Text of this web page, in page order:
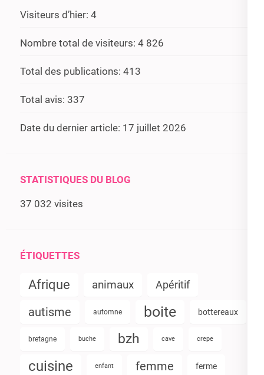
Visiteurs d’hier: 4
Nombre total de visiteurs: 4 826
Total des publications: 413
Total avis: 337
Date du dernier article: 17 juillet 2026
STATISTIQUES DU BLOG
37 032 visites
ÉTIQUETTES
Afrique animaux Apéritif
autisme automne boite bottereaux
bretagne buche bzh cave crepe
cuisine enfant femme ferme